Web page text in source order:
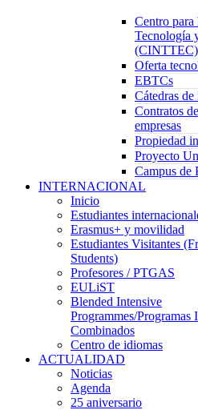
Centro para
Tecnología
(CINTTEC)
Oferta
EBTCs
Cátedras
Contratos
empresas
Propiedad
Proyecto
Campus de
INTERNACIONAL
Inicio
Estudiantes
Erasmus+ y movilidad
Estudiantes Visitantes
Students)
Profesores / PTGAS
EULiST
Blended Intensive
Programmes/Programas
Combinados
Centro de idiomas
ACTUALIDAD
Noticias
Agenda
25 aniversario